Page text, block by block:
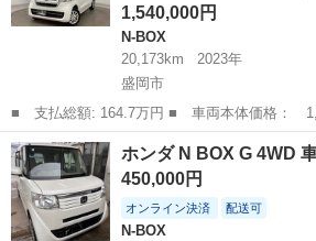
1,540,000円
N-BOX
20,173km
2023年
盛岡市
■ 支払総額: 164.7万円 ■ 車両本体価格： 1,540,000 円 ■ メーカ
ー名： ホンダ ■ 車種名： Ｎ－ＢＯＸ ■
ガソリン車・ホンダセンシング・純正メモリー
ｔｈ接続...
岩手 盛岡市 N-BOX
ホン
450,000円
オンライン決済 配送可
N-BOX